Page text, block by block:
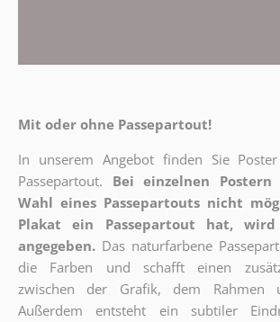
Mit oder ohne Passepartout!
In unserem Angebot finden Sie
Passepartout.
Bei einzelnen
Wahl eines Passepartouts nicht
Plakat ein Passepartout hat,
angegeben. Das naturfarbene
die Farben und schafft einen
zwischen der Grafik, dem Rahmen
Außerdem entsteht ein subtiler